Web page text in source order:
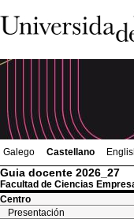
Galego Castellano
Guia docente 2026_27
Facultad de Ciencias
Centro
Presentación